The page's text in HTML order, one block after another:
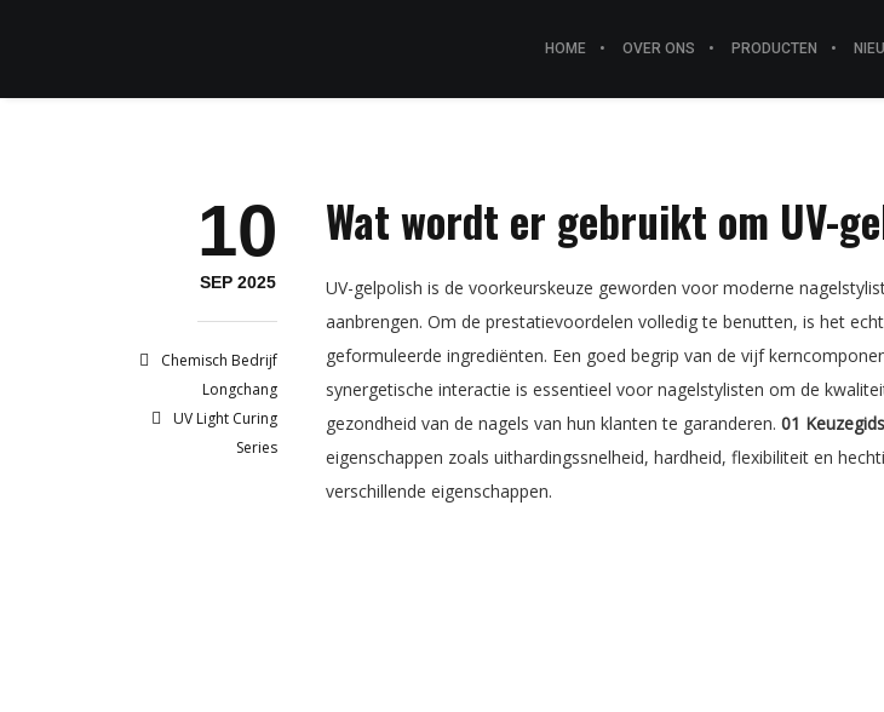
HOME OVER ONS PRODUCTEN
10
SEP 2025
Chemisch Bedrijf
Longchang
UV Light Curing
Series
Wat wordt er gebruikt om UV-
UV-gelpolish is de voorkeurskeuze geworden voor moderne
aanbrengen. Om de prestatievoordelen volledig te benutten, is het
geformuleerde ingrediënten. Een goed begrip van de vijf
synergetische interactie is essentieel voor nagelstylisten om de
gezondheid van de nagels van hun klanten te garanderen. 01
eigenschappen zoals uithardingssnelheid, hardheid, flexibiliteit en
verschillende eigenschappen.